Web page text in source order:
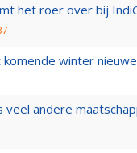
het roer over bij
komende winter
veel andere